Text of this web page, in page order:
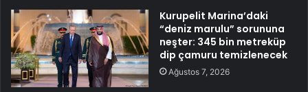
Kurupelit Marina’daki
“deniz marulu” sorununa
neşter: 345 bin metreküp
dip çamuru temizlenecek
Ağustos 7, 2026